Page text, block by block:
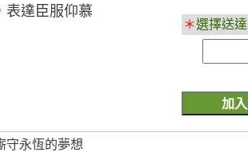
表達臣服仰慕
＊選擇送達
守永恆的夢想